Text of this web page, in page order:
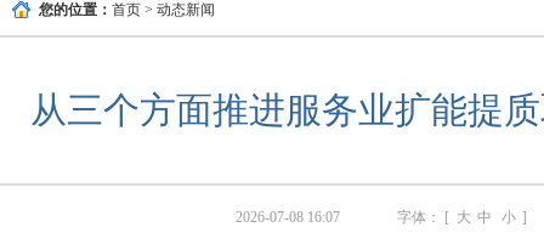
您的位置： 首页 > 动态新闻
从三个方面推进服务业扩能提
2026-07-08 16:07 字体： [ 大 中 小 ]